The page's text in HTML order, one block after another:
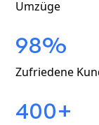
Umzüge
98%
Zufriedene
400+